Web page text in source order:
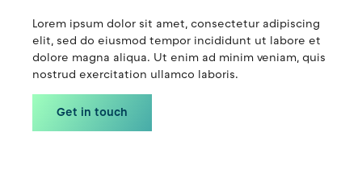
Lorem ipsum dolor sit amet, consectetur adipiscing
elit, sed do eiusmod tempor incididunt ut labore et
dolore magna aliqua. Ut enim ad minim veniam, quis
nostrud exercitation ullamco laboris.
Get in touch